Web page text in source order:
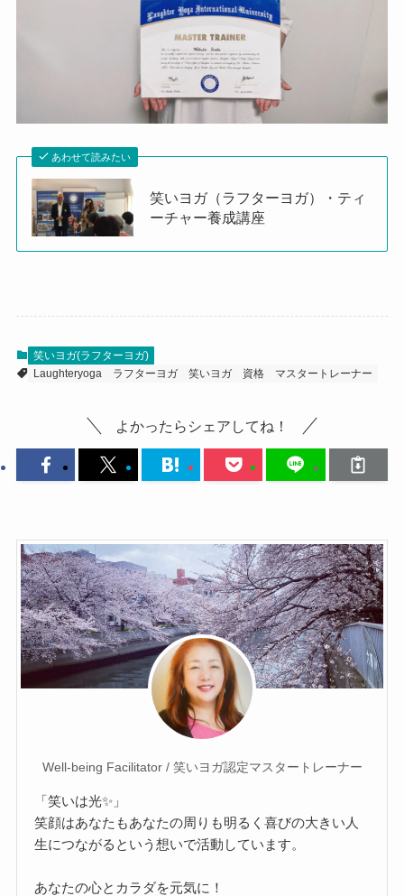
あわせて読みたい
笑いヨガ（ラフターヨガ）・ティ
ーチャー養成講座
笑いヨガ(ラフターヨガ)
Laughteryoga
ラフターヨガ 笑いヨガ 資格 マスタートレーナー
よかったらシェアしてね！
Well-being Facilitator / 笑いヨガ認定マスタートレーナー
「笑いは光✨」
笑顔はあなたもあなたの周りも明るく喜びの大きい人
生につながるという想いで活動しています。
あなたの心とカラダを元気に！